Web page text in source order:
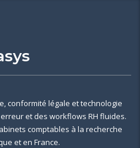
conformité légale et technologie
et des workflows RH fluides.
comptables à la recherche
et en France.